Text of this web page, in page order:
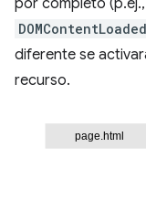
DOMContentLoaded
diferente se
recurso.